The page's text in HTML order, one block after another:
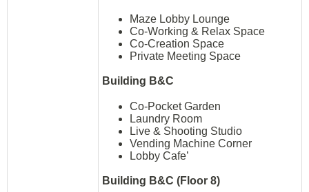
Maze Lobby Lounge
Co-Working & Relax Space
Co-Creation Space
Private Meeting Space
Building B&C
Co-Pocket Garden
Laundry Room
Live & Shooting Studio
Vending Machine Corner
Lobby Cafe’
Building B&C (Floor 8)